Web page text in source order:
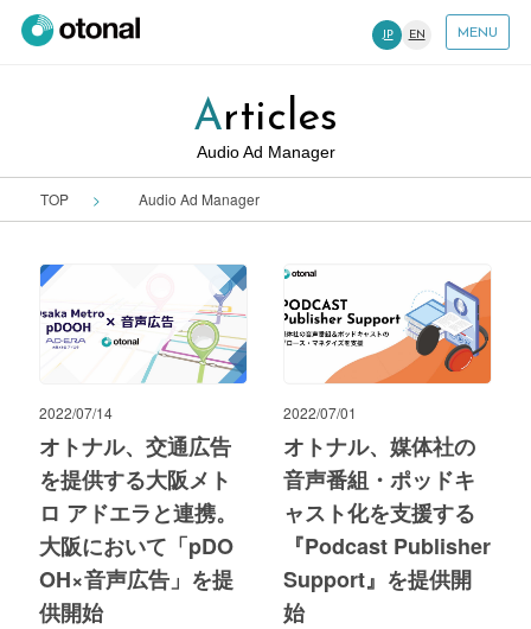
JP EN MENU
Articles
Audio Ad Manager
TOP Audio Ad Manager
2022/07/14
オトナル、交通広告
を提供する大阪メト
ロ アドエラと連携。
大阪において「pDO
OH×音声広告」を提
供開始
2022/07/01
オトナル、媒体社の
音声番組・ポッドキ
ャスト化を支援する
『Podcast Publisher
Support』を提供開
始